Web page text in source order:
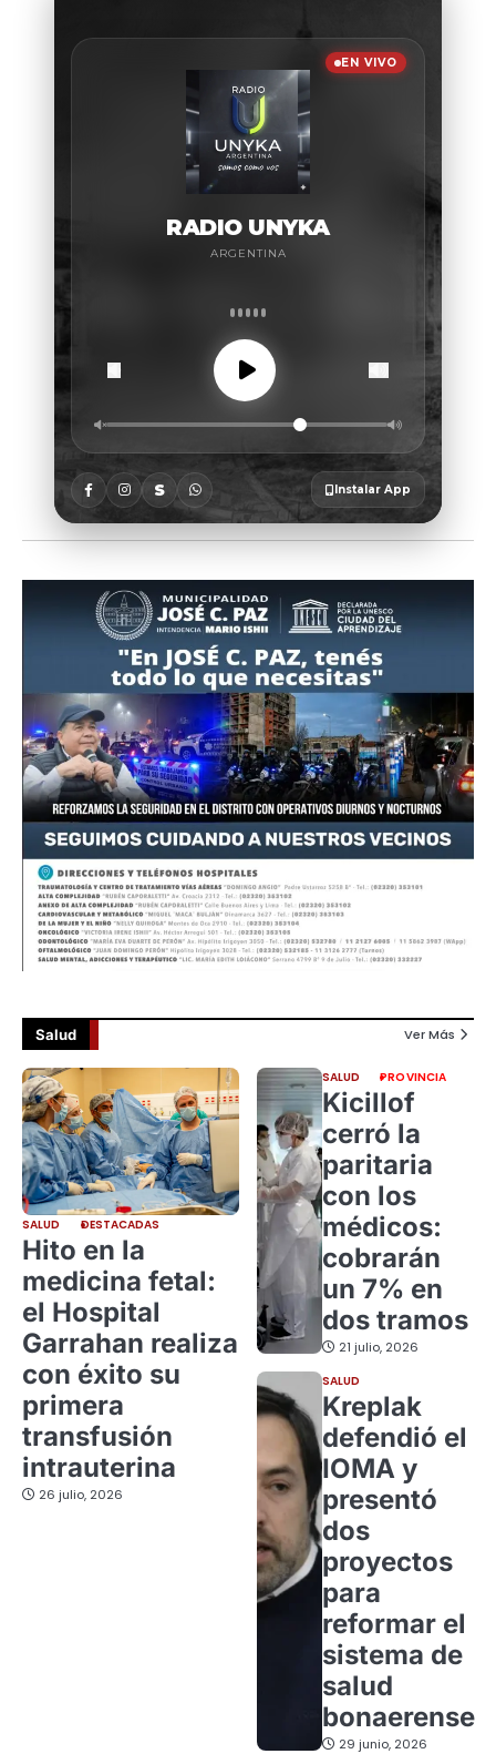
Salud Ver Más
SALUD DESTACADAS
Hito en la
medicina fetal:
el Hospital
Garrahan realiza
con éxito su
primera
transfusión
intrauterina
26 julio, 2026
SALUD PROVINCIA
Kicillof
cerró la
paritaria
con los
médicos:
cobrarán
un 7% en
dos tramos
21 julio, 2026
SALUD
Kreplak
defendió el
IOMA y
presentó
dos
proyectos
para
reformar el
sistema de
salud
bonaerense
29 junio, 2026